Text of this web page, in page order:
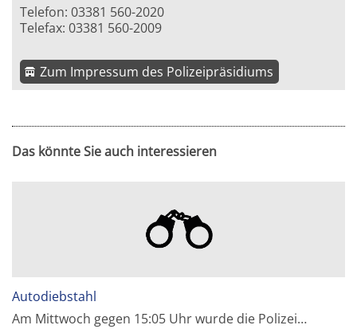
Telefon: 03381 560-2020
Telefax: 03381 560-2009
Zum Impressum des Polizeipräsidiums
Das könnte Sie auch interessieren
Autodiebstahl
Am Mittwoch gegen 15:05 Uhr wurde die Polizei…